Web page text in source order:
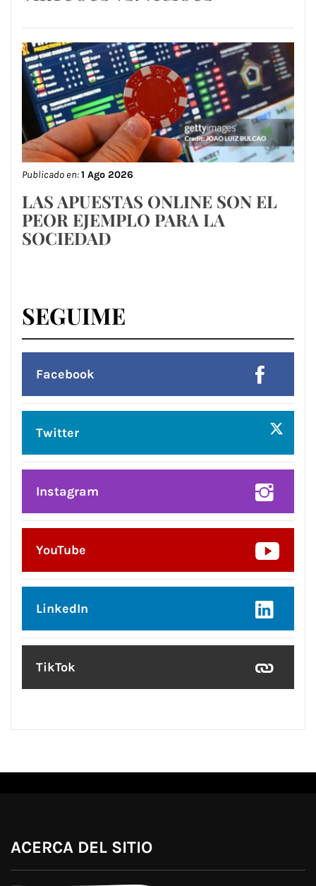
Publicado en:1 Ago 2026
LAS APUESTAS ONLINE SON EL
PEOR EJEMPLO PARA LA
SOCIEDAD
SEGUIME
Facebook
Twitter
Instagram
YouTube
LinkedIn
TikTok
ACERCA DEL SITIO